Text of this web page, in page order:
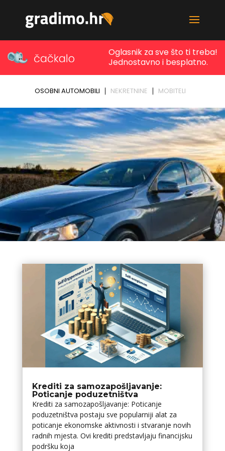
Krediti za samozapošljavanje:
Poticanje poduzetništva
Krediti za samozapošljavanje: Poticanje
poduzetništva postaju sve popularniji alat za
poticanje ekonomske aktivnosti i stvaranje novih
radnih mjesta. Ovi krediti predstavljaju financijsku
podršku koja